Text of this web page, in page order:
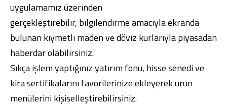
Dijital Bankacılık Hakkımızda Finans Portalı
Yatırımcı İlişkileri
Şube ve ATM’ler
İletişim
Ürün ve Hizmet Ücretleri
Englishالعربية
Dijital Bankacılık Hakkımızda Finans Portalı
Şube ve ATM’ler
İletişim
Ürün ve Hizmet Ücretleri
Englishالعربية
uygulamamız üzerinden
gerçekleştirebilir, bilgilendirmeamacıyla ekranda
bulunan kıymetli maden ve döviz kurlarıyla piyasadan
haberdar olabilirsiniz.
Sıkça işlem yaptığınız yatırım fonu, hisse senedi ve
kira sertifikalarını favorilerinize ekleyerek ürün
menülerini kişiselleştirebilirsiniz.